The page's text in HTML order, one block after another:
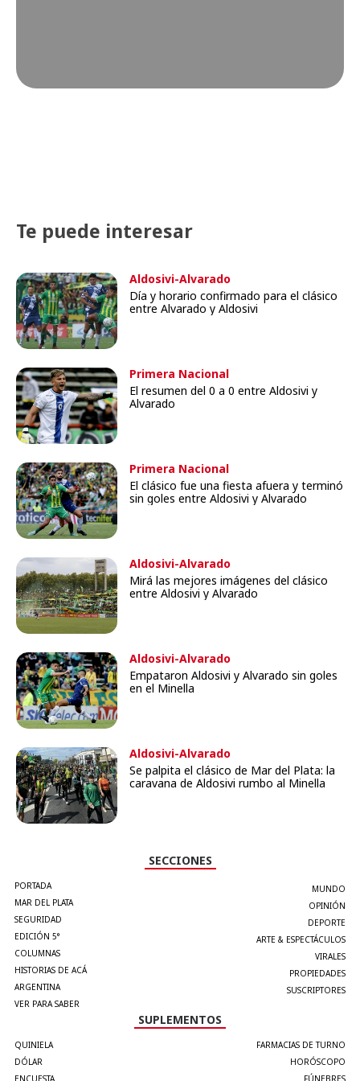
Te puede interesar
Aldosivi-Alvarado
Día y horario confirmado para el clásico
entre Alvarado y Aldosivi
Primera Nacional
El resumen del 0 a 0 entre Aldosivi y
Alvarado
Primera Nacional
El clásico fue una fiesta afuera y terminó
sin goles entre Aldosivi y Alvarado
Aldosivi-Alvarado
Mirá las mejores imágenes del clásico
entre Aldosivi y Alvarado
Aldosivi-Alvarado
Empataron Aldosivi y Alvarado sin goles
en el Minella
Aldosivi-Alvarado
Se palpita el clásico de Mar del Plata: la
caravana de Aldosivi rumbo al Minella
SECCIONES
PORTADA
MAR DEL PLATA
SEGURIDAD
EDICIÓN 5°
COLUMNAS
HISTORIAS DE ACÁ
ARGENTINA
VER PARA SABER
MUNDO
OPINIÓN
DEPORTE
ARTE & ESPECTÁCULOS
VIRALES
PROPIEDADES
SUSCRIPTORES
SUPLEMENTOS
QUINIELA
DÓLAR
ENCUESTA
FARMACIAS DE TURNO
HORÓSCOPO
FÚNEBRES